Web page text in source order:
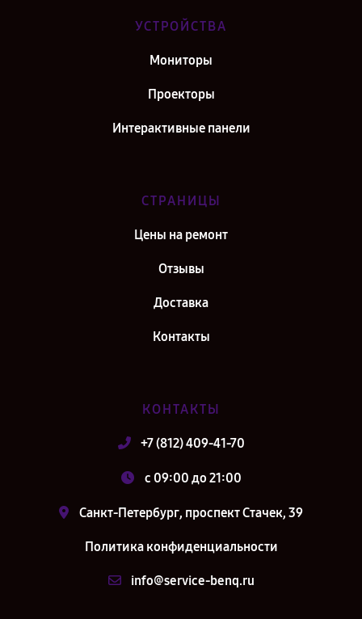
Ремонт монитора BenQ GC2870H в г. Самара
Ремонт монитора BenQ GC2870H в г. Москва
УСТРОЙСТВА
Мониторы
Проекторы
Интерактивные панели
СТРАНИЦЫ
Цены на ремонт
Отзывы
Доставка
Контакты
КОНТАКТЫ
+7 (812) 409-41-70
c 09:00 до 21:00
Санкт-Петербург, проспект Стачек, 39
Политика конфиденциальности
info@service-benq.ru